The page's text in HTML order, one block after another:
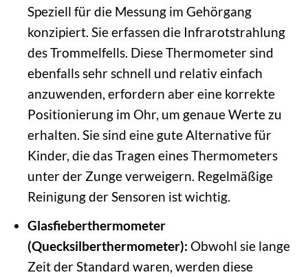
Speziell für die Messung im Gehörgang
konzipiert. Sie erfassen die Infrarotstrahlung
des Trommelfells. Diese Thermometer sind
ebenfalls sehr schnell und relativ einfach
anzuwenden, erfordern aber eine korrekte
Positionierung im Ohr, um genaue Werte zu
erhalten. Sie sind eine gute Alternative für
Kinder, die das Tragen eines Thermometers
unter der Zunge verweigern. Regelmäßige
Reinigung der Sensoren ist wichtig.
Glasfieberthermometer
(Quecksilberthermometer): Obwohl sie lange
Zeit der Standard waren, werden diese